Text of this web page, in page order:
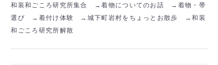
和装和ごころ研究所集合 →着物についてのお話 →着物・帯
選び →着付け体験 →城下町岩村をちょっとお散歩 →和装
和ごころ研究所解散